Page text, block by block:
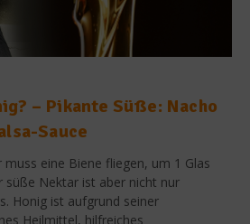
– Pikante Süße: Nacho
Sauce
eine Biene fliegen, um 1 Glas
süße Nektar ist aber nicht nur
Honig ist aufgrund seiner
Heilmittel, hilfreiches